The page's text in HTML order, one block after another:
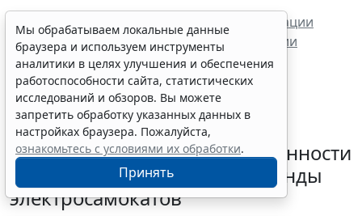
РСА поддерживает идею о лишении аттестации
экспертов-техников в ОСАГО при нарушении
требований экспертизы
Россиянам разъяснили особенности
использования сервисов аренды
электросамокатов
Мы обрабатываем локальные данные
браузера и используем инструменты
аналитики в целях улучшения и обеспечения
работоспособности сайта, статистических
исследований и обзоров. Вы можете
запретить обработку указанных данных в
настройках браузера. Пожалуйста,
ознакомьтесь с условиями их обработки.
Принять